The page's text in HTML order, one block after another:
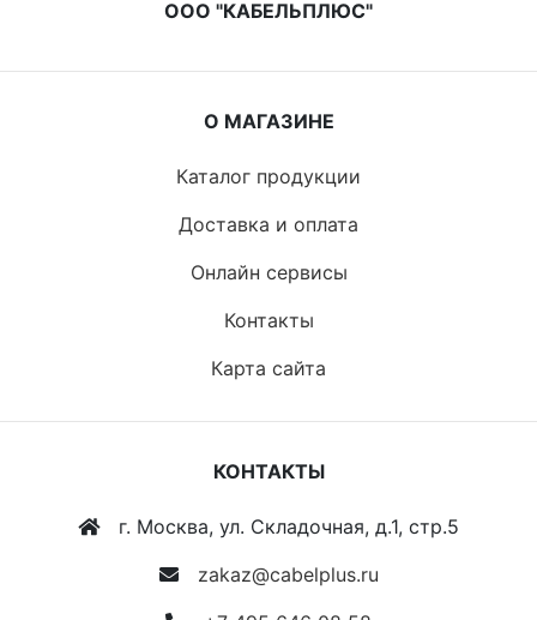
ООО "КАБЕЛЬПЛЮС"
О МАГАЗИНЕ
Каталог продукции
Доставка и оплата
Онлайн сервисы
Контакты
Карта сайта
КОНТАКТЫ
г. Москва, ул. Складочная, д.1, стр.5
zakaz@cabelplus.ru